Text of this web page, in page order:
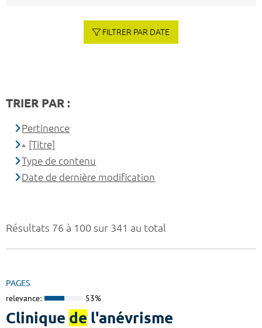
Résultats 76 à 100 sur 341 au total
PAGES
relevance: 53%
Clinique de l'anévrisme
FILTRER PAR DATE
TRIER PAR :
Pertinence
[Titre]
Type de contenu
Date de dernière modification